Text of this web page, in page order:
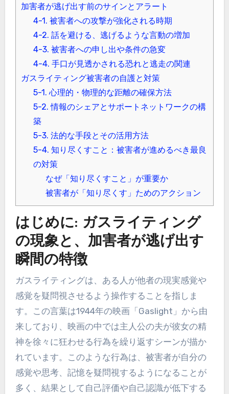
加害者が逃げ出す前のサインとアラート
4-1. 被害者への攻撃が強化される時期
4-2. 話を避ける、逃げるような言動の増加
4-3. 被害者への申し出や条件の急変
4-4. 手口が見透かされる恐れと逃走の関連
ガスライティング被害者の自護と対策
5-1. 心理的・物理的な距離の確保方法
5-2. 情報のシェアとサポートネットワークの構
築
5-3. 法的な手段とその活用方法
5-4. 知り尽くすこと：被害者が進めるべき最良
の対策
なぜ「知り尽くすこと」が重要か
被害者が「知り尽くす」ためのアクション
はじめに: ガスライティング
の現象と、加害者が逃げ出す
瞬間の特徴
ガスライティングは、ある人が他者の現実感覚や
感覚を疑問視させるよう操作することを指しま
す。この言葉は1944年の映画「Gaslight」から由
来しており、映画の中では主人公の夫が彼女の精
神を徐々に狂わせる行為を繰り返すシーンが描か
れています。このような行為は、被害者が自分の
感覚や思考、記憶を疑問視するようになることが
多く、結果として自己評価や自己認識が低下する